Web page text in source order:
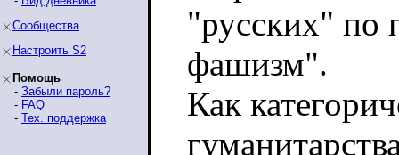
Сообщества
Настроить S2
Помощь
- Забыли пароль?
- FAQ
- Тех. поддержка
"русских" по
фашизм".
Как